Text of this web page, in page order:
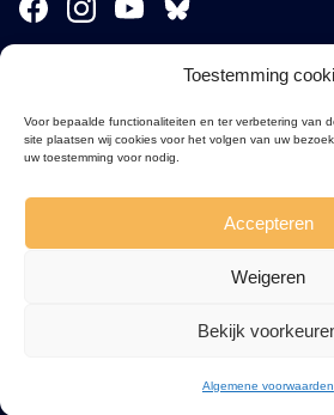
Toestemming
Voor bepaalde functionaliteiten en ter verbetering van
site plaatsen wij cookies voor het volgen van uw
uw toestemming voor nodig.
Accepteren
Weigeren
Bekijk
Algemene voorwaarden